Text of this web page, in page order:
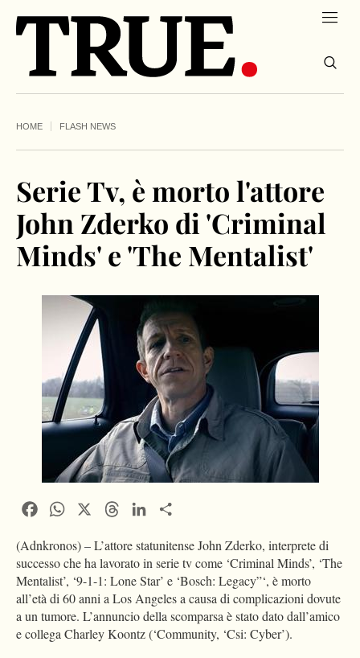
HOME FLASH NEWS
Serie Tv, è morto l'attore
John Zderko di 'Criminal
Minds' e 'The Mentalist'
FacebookWhatsApp ThreadsLinkedIn
(Adnkronos) – L’attore statunitense John Zderko, interprete di
successo che ha lavorato in serie tv come ‘Criminal Minds’, ‘The
Mentalist’, ‘9-1-1: Lone Star’ e ‘Bosch: Legacy”‘, è morto
all’età di 60 anni a Los Angeles a causa di complicazioni dovute
a un tumore. L’annuncio della scomparsa è stato dato dall’amico
e collega Charley Koontz (‘Community, ‘Csi: Cyber’).